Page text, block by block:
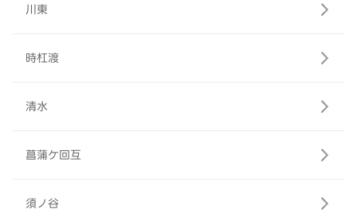
川東
時杠渡
清水
菖蒲ケ回互
須ノ谷